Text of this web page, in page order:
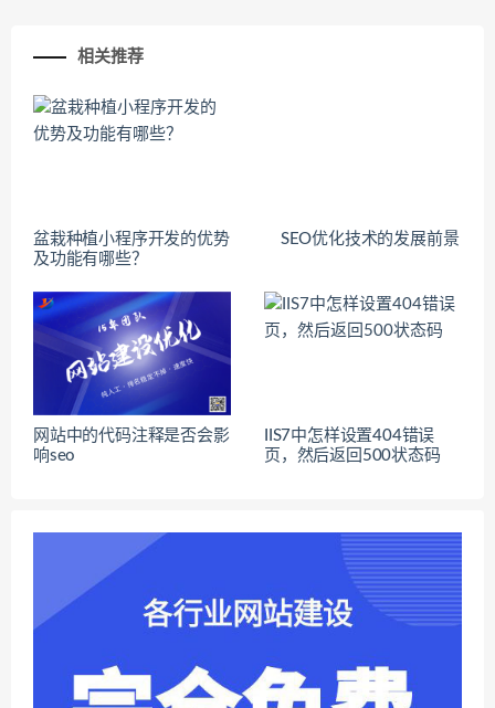
相关推荐
盆栽种植小程序开发的优势
及功能有哪些？
SEO优化技术的发展前景
网站中的代码注释是否会影
响seo
IIS7中怎样设置404错误
页，然后返回500状态码